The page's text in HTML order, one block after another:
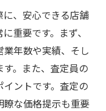
、安心できる店舗
重要です。まず、
年数や実績、そし
。また、査定員の
ントです。査定の
な価格提示も重要